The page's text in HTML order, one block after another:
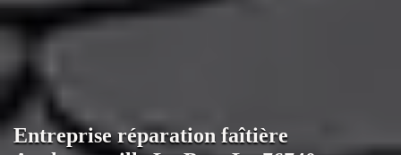
Entreprise réparation faîtière